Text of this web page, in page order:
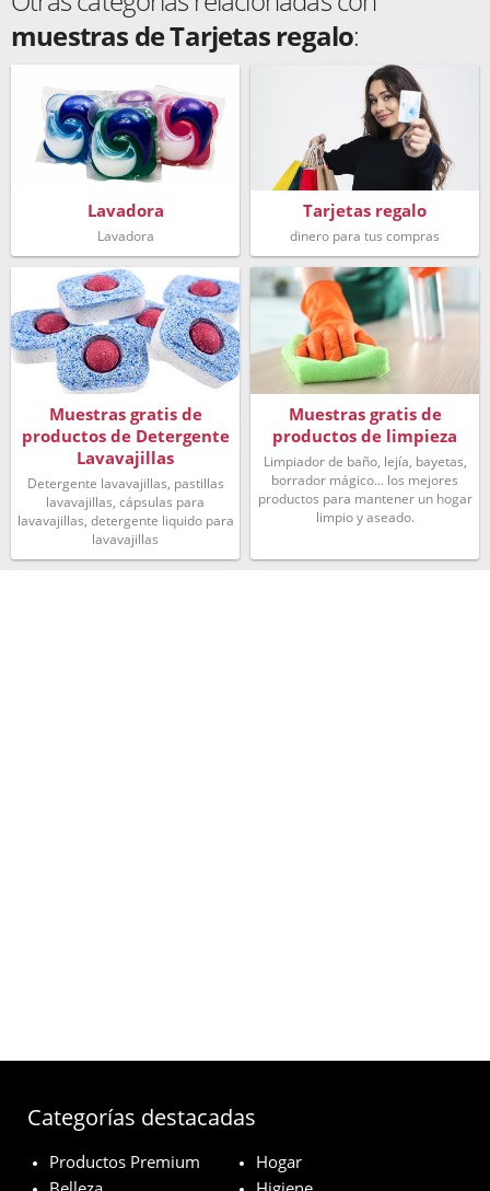
muestras de Tarjetas regalo:
Lavadora
Lavadora
Tarjetas regalo
dinero para tus compras
Muestras gratis de
productos de Detergente
Lavavajillas
Detergente lavavajillas, pastillas
lavavajillas, cápsulas para
lavavajillas, detergente liquido para
lavavajillas
Muestras gratis de
productos de limpieza
Limpiador de baño, lejía, bayetas,
borrador mágico... los mejores
productos para mantener un hogar
limpio y aseado.
Categorías destacadas
Productos Premium
Hogar